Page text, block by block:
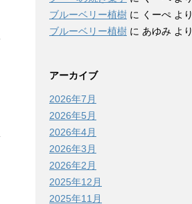
ブルーベリー植樹 に くーぺ より
ブルーベリー植樹 に あゆみ より
アーカイブ
2026年7月
2026年5月
2026年4月
2026年3月
2026年2月
2025年12月
2025年11月